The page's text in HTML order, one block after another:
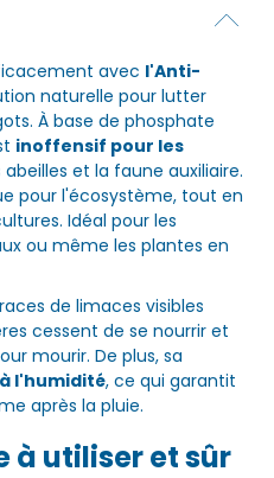
avec l'Anti-
naturelle pour lutter
À base de phosphate
inoffensif pour les
abeilles et la faune auxiliaire.
pour l'écosystème, tout en
Idéal pour les
ou même les plantes en
de limaces visibles
cessent de se nourrir et
mourir. De plus, sa
l'humidité, ce qui garantit
après la pluie.
à utiliser et sûr